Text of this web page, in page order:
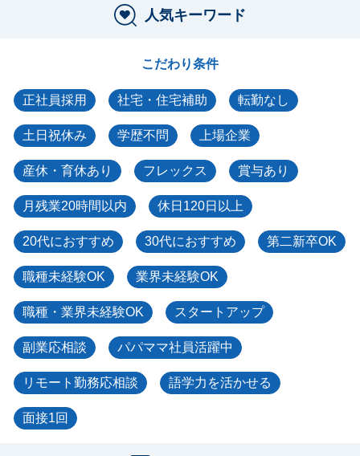
人気キーワード
こだわり条件
正社員採用 社宅・住宅補助 転勤なし
土日祝休み 学歴不問 上場企業
産休・育休あり フレックス 賞与あり
月残業20時間以内 休日120日以上
20代におすすめ 30代におすすめ 第二新卒OK
職種未経験OK 業界未経験OK
職種・業界未経験OK スタートアップ
副業応相談 パパママ社員活躍中
リモート勤務応相談 語学力を活かせる
面接1回